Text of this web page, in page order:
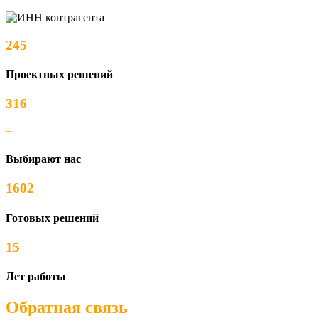
245
Проектных решений
316
+
Выбирают нас
1602
Готовых решений
15
Лет работы
Обратная связь